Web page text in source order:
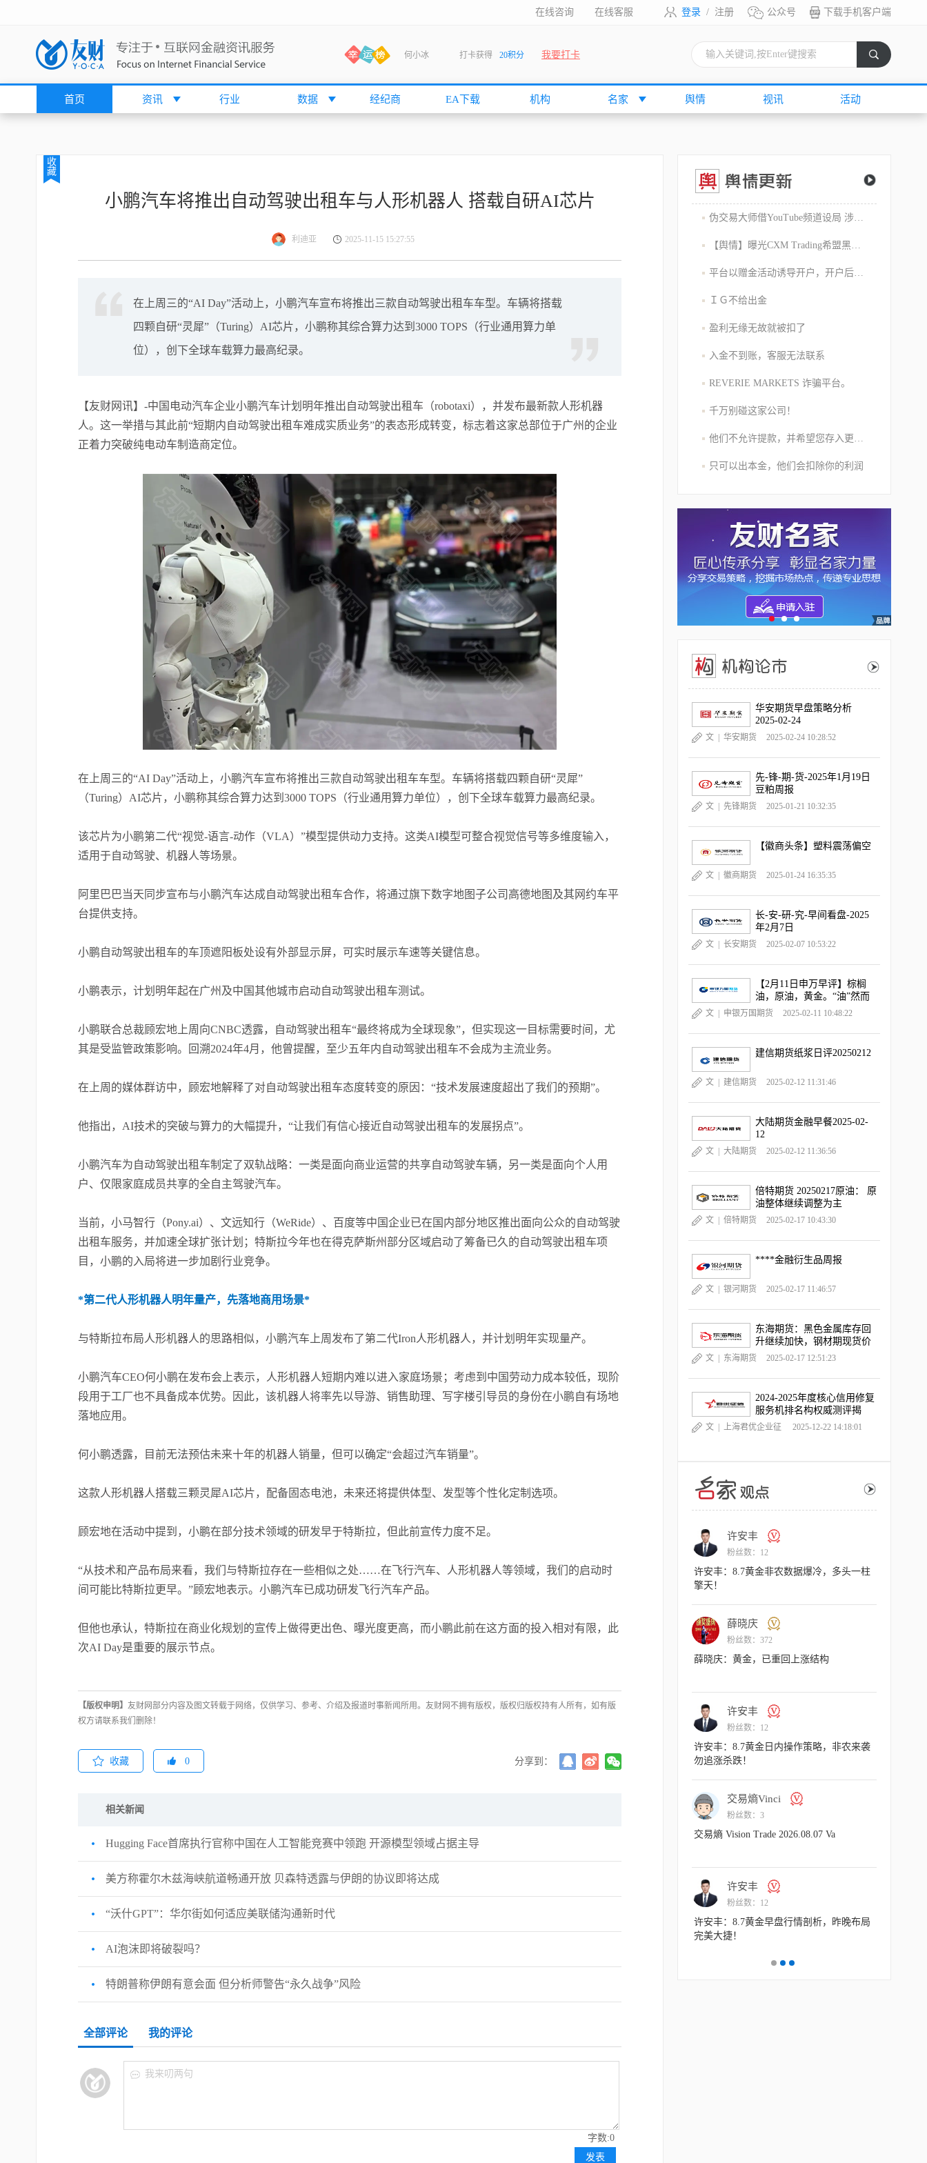
登录 / 注册 公众号 下载手机客户端
在线咨询 在线客服
anshan 打卡获得 10积分
打卡获得
张尧浠 打卡获得 15积分
袁友江 打卡获得 20积分
张尧浠 打卡获得 10积分
何小冰 15积分
张尧浠 打卡获得 15积分
张尧浠 打卡获得 10积分
袁友江 打卡获得 20积分
张尧浠 打卡获得 15积分
袁友江 打卡获得 10积分
张尧浠 打卡获得 20积分
何小冰 打卡获得 10积分
张尧浠 打卡获得 20积分
我要打卡
首页 资讯 行业 数据 经纪商 EA下载 机构 名家 舆情 视讯 活动
收
藏
小鹏汽车将推出自动驾驶出租车与人形机器人 搭载自研AI芯片
利迪亚 2025-11-15 15:27:55
在上周三的“AI Day”活动上，小鹏汽车宣布将推出三款自动驾驶出租车车型。车辆将搭载
四颗自研“灵犀”（Turing）AI芯片，小鹏称其综合算力达到3000 TOPS（行业通用算力单
位），创下全球车载算力最高纪录。
【友财网讯】-中国电动汽车企业小鹏汽车计划明年推出自动驾驶出租车（robotaxi），并发布最新款人形机器
人。这一举措与其此前“短期内自动驾驶出租车难成实质业务”的表态形成转变，标志着这家总部位于广州的企业
正着力突破纯电动车制造商定位。
在上周三的“AI Day”活动上，小鹏汽车宣布将推出三款自动驾驶出租车车型。车辆将搭载四颗自研“灵犀”
（Turing）AI芯片，小鹏称其综合算力达到3000 TOPS（行业通用算力单位），创下全球车载算力最高纪录。
该芯片为小鹏第二代“视觉-语言-动作（VLA）”模型提供动力支持。这类AI模型可整合视觉信号等多维度输入，
适用于自动驾驶、机器人等场景。
阿里巴巴当天同步宣布与小鹏汽车达成自动驾驶出租车合作，将通过旗下数字地图子公司高德地图及其网约车平
台提供支持。
小鹏自动驾驶出租车的车顶遮阳板处设有外部显示屏，可实时展示车速等关键信息。
小鹏表示，计划明年起在广州及中国其他城市启动自动驾驶出租车测试。
小鹏联合总裁顾宏地上周向CNBC透露，自动驾驶出租车“最终将成为全球现象”，但实现这一目标需要时间，尤
其是受监管政策影响。回溯2024年4月，他曾提醒，至少五年内自动驾驶出租车不会成为主流业务。
在上周的媒体群访中，顾宏地解释了对自动驾驶出租车态度转变的原因：“技术发展速度超出了我们的预期”。
他指出，AI技术的突破与算力的大幅提升，“让我们有信心接近自动驾驶出租车的发展拐点”。
小鹏汽车为自动驾驶出租车制定了双轨战略：一类是面向商业运营的共享自动驾驶车辆，另一类是面向个人用
户、仅限家庭成员共享的全自主驾驶汽车。
当前，小马智行（Pony.ai）、文远知行（WeRide）、百度等中国企业已在国内部分地区推出面向公众的自动驾驶
出租车服务，并加速全球扩张计划；特斯拉今年也在得克萨斯州部分区域启动了筹备已久的自动驾驶出租车项
目，小鹏的入局将进一步加剧行业竞争。
*第二代人形机器人明年量产，先落地商用场景*
与特斯拉布局人形机器人的思路相似，小鹏汽车上周发布了第二代Iron人形机器人，并计划明年实现量产。
小鹏汽车CEO何小鹏在发布会上表示，人形机器人短期内难以进入家庭场景；考虑到中国劳动力成本较低，现阶
段用于工厂也不具备成本优势。因此，该机器人将率先以导游、销售助理、写字楼引导员的身份在小鹏自有场地
落地应用。
何小鹏透露，目前无法预估未来十年的机器人销量，但可以确定“会超过汽车销量”。
这款人形机器人搭载三颗灵犀AI芯片，配备固态电池，未来还将提供体型、发型等个性化定制选项。
顾宏地在活动中提到，小鹏在部分技术领域的研发早于特斯拉，但此前宣传力度不足。
“从技术和产品布局来看，我们与特斯拉存在一些相似之处……在飞行汽车、人形机器人等领域，我们的启动时
间可能比特斯拉更早。”顾宏地表示。小鹏汽车已成功研发飞行汽车产品。
但他也承认，特斯拉在商业化规划的宣传上做得更出色、曝光度更高，而小鹏此前在这方面的投入相对有限，此
次AI Day是重要的展示节点。
【版权申明】 友财网部分内容及图文转载于网络，仅供学习、参考、介绍及报道时事新闻所用。友财网不拥有版权，版权归版权持有人所有，如有版
权方请联系我们删除！
收藏 0 分享到：
相关新闻
Hugging Face首席执行官称中国在人工智能竞赛中领跑 开源模型领域占据主导
美方称霍尔木兹海峡航道畅通开放 贝森特透露与伊朗的协议即将达成
“沃什GPT”：华尔街如何适应美联储沟通新时代
AI泡沫即将破裂吗？
特朗普称伊朗有意会面 但分析师警告“永久战争”风险
全部评论 我的评论
字数:0
我来叨两句
发表
伪交易大师借YouTube频道设局 涉嫌1800万美元庞氏骗局
【舆情】曝光CXM Trading希盟黑幕：平台擅自下单 异常交易致30多万美金账户爆仓 客户资金遭无故转移
平台以赠金活动诱导开户，开户后入金容易出金难，难细究
ＩＧ不给出金
盈利无缘无故就被扣了
入金不到账，客服无法联系
REVERIE MARKETS 诈骗平台。
千万别碰这家公司！
他们不允许提款，并希望您存入更多的资金
只可以出本金，他们会扣除你的利润
华安期货早盘策略分析
2025-02-24
文 | 华安期货 2025-02-24 10:28:52
先-锋-期-货-2025年1月19日
豆粕周报
文 | 先锋期货 2025-01-21 10:32:35
【徽商头条】塑料震荡偏空
文 | 徽商期货 2025-01-24 16:35:35
长-安-研-究-早间看盘-2025
年2月7日
文 | 长安期货 2025-02-07 10:53:22
【2月11日申万早评】棕榈
油，原油，黄金。“油”然而
升，“金金”乐道
文 | 申银万国期货 2025-02-11 10:48:22
建信期货纸浆日评20250212
文 | 建信期货 2025-02-12 11:31:46
大陆期货金融早餐2025-02-
12
文 | 大陆期货 2025-02-12 11:36:56
倍特期货 20250217原油： 原
油整体继续调整为主
文 | 倍特期货 2025-02-17 10:43:30
****金融衍生品周报
文 | 银河期货 2025-02-17 11:46:57
东海期货：黑色金属库存回
升继续加快，钢材期现货价
格跌幅扩大
文 | 东海期货 2025-02-17 12:51:23
2024-2025年度核心信用修复
服务机排名构权威测评揭
晓，《中国晨报》独家深度
文 | 上海君优企业征
2025-12-22 14:18:01
许安丰
粉丝数：12
许安丰：8.7黄金非农数据爆冷，多头一柱
擎天！
薛晓庆
粉丝数：372
薛晓庆：黄金，已重回上涨结构
许安丰
粉丝数：12
许安丰：8.7黄金日内操作策略，非农来袭
勿追涨杀跌！
交易熵Vinci
粉丝数：3
交易熵 Vision Trade 2026.08.07 Va
许安丰
粉丝数：12
许安丰：8.7黄金早盘行情剖析，昨晚布局
完美大捷！